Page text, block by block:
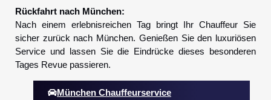
Rückfahrt nach München:
Nach einem erlebnisreichen Tag bringt Ihr Chauffeur Sie
sicher zurück nach München. Genießen Sie den luxuriösen
Service und lassen Sie die Eindrücke dieses besonderen
Tages Revue passieren.
München Chauffeurservice